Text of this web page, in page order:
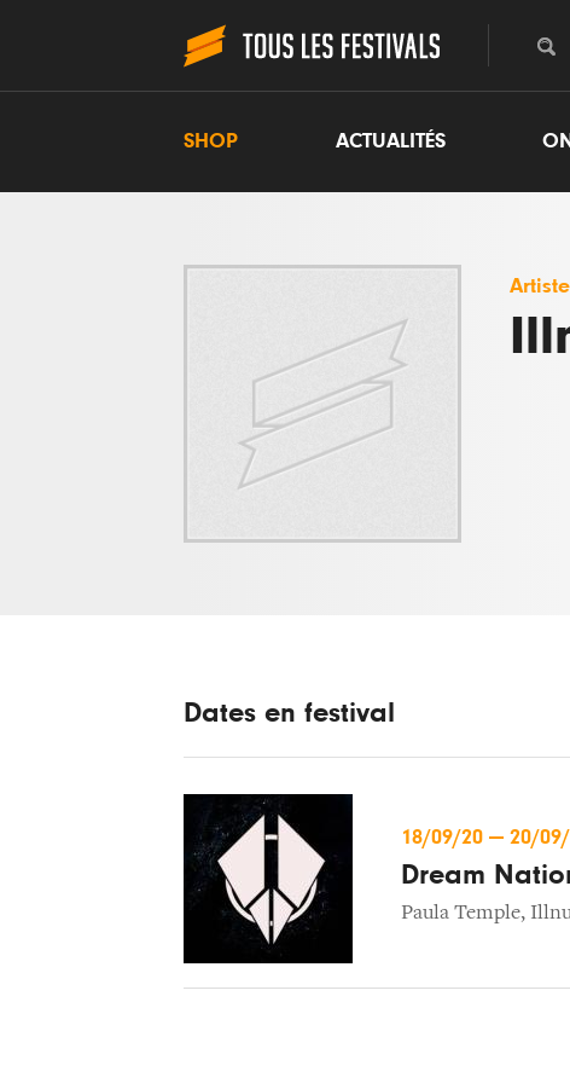
SHOP ACTUALITÉS
Dates en festival
18/09/20 — 20/
Dream
Paula Temple,